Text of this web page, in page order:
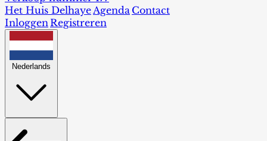
Het Huis DelhayeAgenda Contact
InloggenRegistreren
Nederlands